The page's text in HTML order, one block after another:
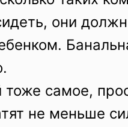
они
тоже самое,
не меньше